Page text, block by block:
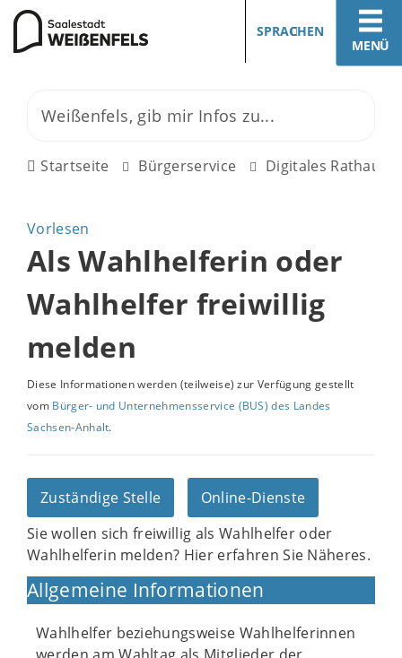
MENÜ
SPRACHEN
Startseite Bürgerservice Digitales Rathaus
Vorlesen
Als Wahlhelferin oder
Wahlhelfer freiwillig
melden
Diese Informationen werden (teilweise) zur Verfügung gestellt
vom Bürger- und Unternehmensservice (BUS) des Landes
Sachsen-Anhalt.
Zuständige Stelle
Online-Dienste
Sie wollen sich freiwillig als Wahlhelfer oder
Wahlhelferin melden? Hier erfahren Sie Näheres.
Allgemeine Informationen
Wahlhelfer beziehungsweise Wahlhelferinnen